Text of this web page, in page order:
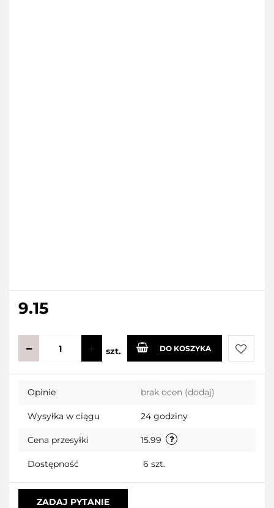
9.15
szt. DO KOSZYKA
Do
Opinie brak ocen (dodaj)
Wysyłka w ciągu 24 godziny
Cena przesyłki 15.99
Dostępność 6 szt.
ZADAJ PYTANIE